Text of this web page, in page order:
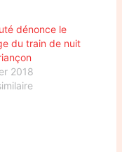
dénonce le
du train de nuit
2018